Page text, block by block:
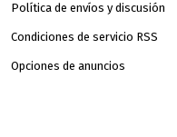
Política de envíos y discusión
Condiciones de servicio RSS
Opciones de anuncios